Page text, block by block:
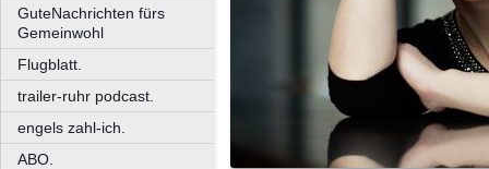
GuteNachrichten fürs
Gemeinwohl
Flugblatt.
trailer-ruhr podcast.
engels zahl-ich.
ABO.